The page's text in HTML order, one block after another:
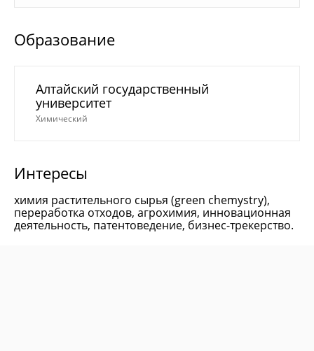
Образование
Алтайский государственный
университет
Химический
Интересы
химия растительного сырья (green chemystry),
переработка отходов, агрохимия, инновационная
деятельность, патентоведение, бизнес-трекерство.